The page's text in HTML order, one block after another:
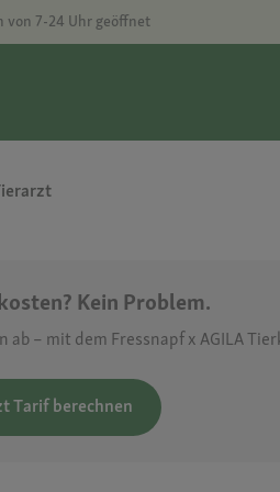
von 7-24 Uhr geöffnet
Kein Problem.
– mit dem Fressnapf x AGILA
Tarif berechnen